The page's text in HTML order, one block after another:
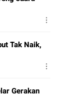
Tak Naik,
Gerakan